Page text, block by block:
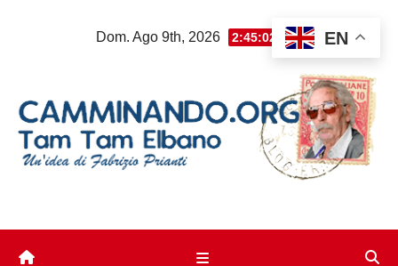
Dom. Ago 9th, 2026 2:45:03 AM EN